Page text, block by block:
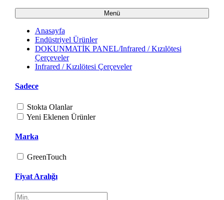
Menü
Anasayfa
Endüstriyel Ürünler
DOKUNMATİK PANEL/Infrared / Kızılötesi
Çerçeveler
Infrared / Kızılötesi Çerçeveler
Sadece
Stokta Olanlar
Yeni Eklenen Ürünler
Marka
GreenTouch
Fiyat Aralığı